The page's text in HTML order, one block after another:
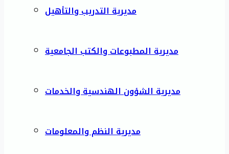
مديرية التدريب والتأهيل
مديرية المطبوعات والكتب الجامعية
مديرية الشؤون الهندسية والخدمات
مديرية النظم والمعلومات